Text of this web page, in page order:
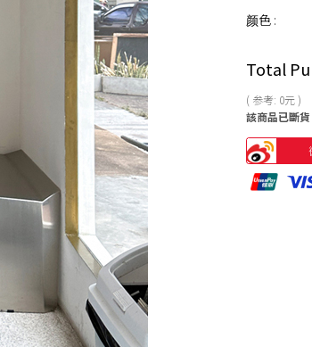
颜色 :
Total
( 参考: 0元 )
該商品已斷貨